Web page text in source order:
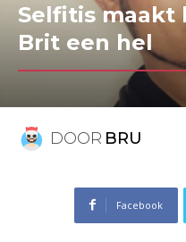
Selfitis maakt
Brit een hel
DOOR BRU
Facebook